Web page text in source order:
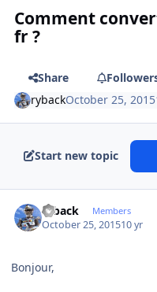
Comment
fr ?
Share
rybackOctober 25, 2015
Start new topic
ryback Members
October 25, 201510 yr
Bonjour,